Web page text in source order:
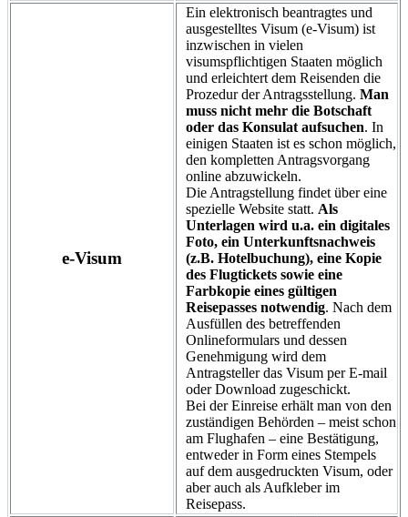
e-Visum
Ein elektronisch beantragtes und
ausgestelltes Visum (e-Visum) ist
inzwischen in vielen
visumspflichtigen Staaten möglich
und erleichtert dem Reisenden die
Prozedur der Antragsstellung. Man
muss nicht mehr die Botschaft
oder das Konsulat aufsuchen. In
einigen Staaten ist es schon möglich,
den kompletten Antragsvorgang
online abzuwickeln.
Die Antragstellung findet über eine
spezielle Website statt. Als
Unterlagen wird u.a. ein digitales
Foto, ein Unterkunftsnachweis
(z.B. Hotelbuchung), eine Kopie
des Flugtickets sowie eine
Farbkopie eines gültigen
Reisepasses notwendig. Nach dem
Ausfüllen des betreffenden
Onlineformulars und dessen
Genehmigung wird dem
Antragsteller das Visum per E-mail
oder Download zugeschickt.
Bei der Einreise erhält man von den
zuständigen Behörden – meist schon
am Flughafen – eine Bestätigung,
entweder in Form eines Stempels
auf dem ausgedruckten Visum, oder
aber auch als Aufkleber im
Reisepass.